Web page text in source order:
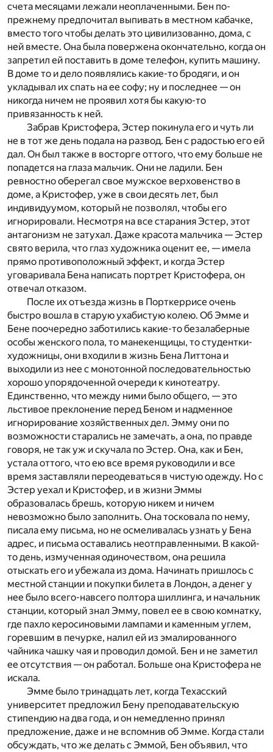
счета месяцами лежали неоплаченными. Бен по-
прежнему предпочитал выпивать в местном кабачке,
вместо того чтобы делать это цивилизованно, дома, с
ней вместе. Она была повержена окончательно, когда он
запретил ей поставить в доме телефон, купить машину.
В доме то и дело появлялись какие-то бродяги, и он
укладывал их спать на ее софу; ну и последнее — он
никогда ничем не проявил хотя бы какую-то
привязанность к ней.
Забрав Кристофера, Эстер покинула его и чуть ли
не в тот же день подала на развод. Бен с радостью его ей
дал. Он был также в восторге оттого, что ему больше не
попадется на глаза мальчик. Они не ладили. Бен
ревностно оберегал свое мужское верховенство в
доме, а Кристофер, уже в свои десять лет, был
индивидуумом, который не позволял, чтобы его
игнорировали. Несмотря на все старания Эстер, этот
антагонизм не затухал. Даже красота мальчика — Эстер
свято верила, что глаз художника оценит ее, — имела
прямо противоположный эффект, и когда Эстер
уговаривала Бена написать портрет Кристофера, он
отвечал отказом.
После их отъезда жизнь в Порткеррисе очень
быстро вошла в старую ухабистую колею. Об Эмме и
Бене поочередно заботились какие-то безалаберные
особы женского пола, то манекенщицы, то студентки-
художницы, они входили в жизнь Бена Литтона и
выходили из нее с монотонной последовательностью
хорошо упорядоченной очереди к кинотеатру.
Единственно, что между ними было общего, — это
льстивое преклонение перед Беном и надменное
игнорирование хозяйственных дел. Эмму они по
возможности старались не замечать, а она, по правде
говоря, не так уж и скучала по Эстер. Она, как и Бен,
устала оттого, что ею все время руководили и все
время заставляли переодеваться в чистую одежду. Но с
Эстер уехал и Кристофер, и в жизни Эммы
образовалась брешь, которую никем и ничем
невозможно было заполнить. Она тосковала по нему,
писала ему письма, но не осмеливалась узнать у Бена
адрес, и письма оставались неотправленными. В какой-
то день, измученная одиночеством, она решила
отыскать его и убежала из дома. Начинать пришлось с
местной станции и покупки билета в Лондон, а денег у
нее было всего-навсего полтора шиллинга, и начальник
станции, который знал Эмму, повел ее в свою комнатку,
где пахло керосиновыми лампами и каменным углем,
горевшим в печурке, налил ей из эмалированного
чайника чашку чая и проводил домой. Бен и не заметил
ее отсутствия — он работал. Больше она Кристофера не
искала.
Эмме было тринадцать лет, когда Техасский
университет предложил Бену преподавательскую
стипендию на два года, и он немедленно принял
предложение, даже и не вспомнив об Эмме. Когда стали
обсуждать, что же делать с Эммой, Бен объявил, что